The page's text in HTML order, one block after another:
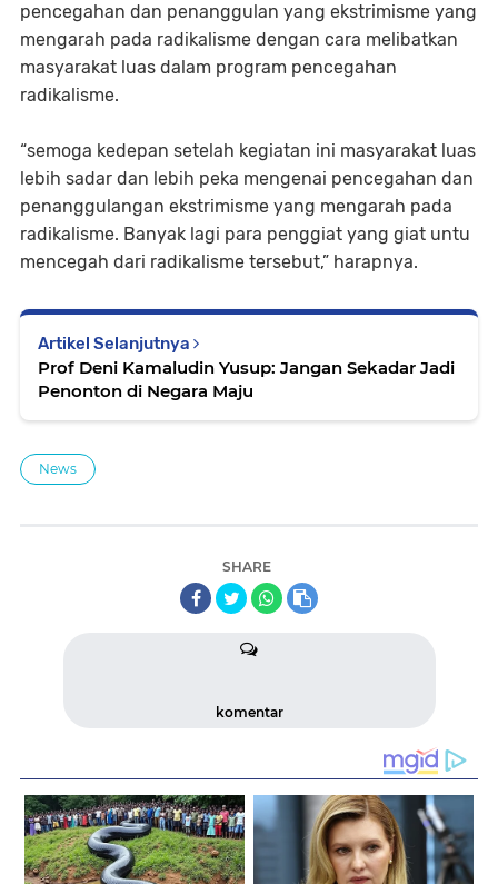
pencegahan dan penanggulan yang ekstrimisme yang
mengarah pada radikalisme dengan cara melibatkan
masyarakat luas dalam program pencegahan
radikalisme.
“semoga kedepan setelah kegiatan ini masyarakat luas
lebih sadar dan lebih peka mengenai pencegahan dan
penanggulangan ekstrimisme yang mengarah pada
radikalisme. Banyak lagi para penggiat yang giat untu
mencegah dari radikalisme tersebut,” harapnya.
Artikel Selanjutnya
Prof Deni Kamaludin Yusup: Jangan Sekadar Jadi
Penonton di Negara Maju
News
SHARE
komentar